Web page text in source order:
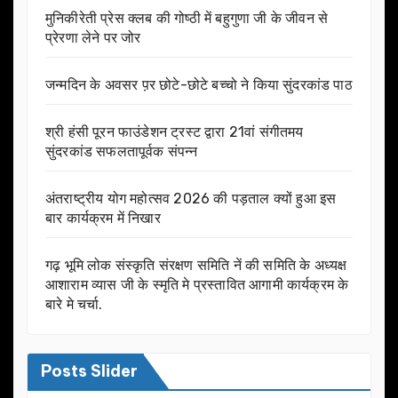
मुनिकीरेती प्रेस क्लब की गोष्ठी में बहुगुणा जी के जीवन से
प्रेरणा लेने पर जोर
जन्मदिन के अवसर प़र छोटे-छोटे बच्चो ने किया सुंदरकांड पाठ
श्री हंसी पूरन फाउंडेशन ट्रस्ट द्वारा 21वां संगीतमय
सुंदरकांड सफलतापूर्वक संपन्न
अंतराष्ट्रीय योग महोत्सव 2026 की पड़ताल क्यों हुआ इस
बार कार्यक्रम में निखार
गढ़ भूमि लोक संस्कृति संरक्षण समिति नें की समिति के अध्यक्ष
आशाराम व्यास जी के स्मृति मे प्रस्तावित आगामी कार्यक्रम के
बारे मे चर्चा.
Posts Slider